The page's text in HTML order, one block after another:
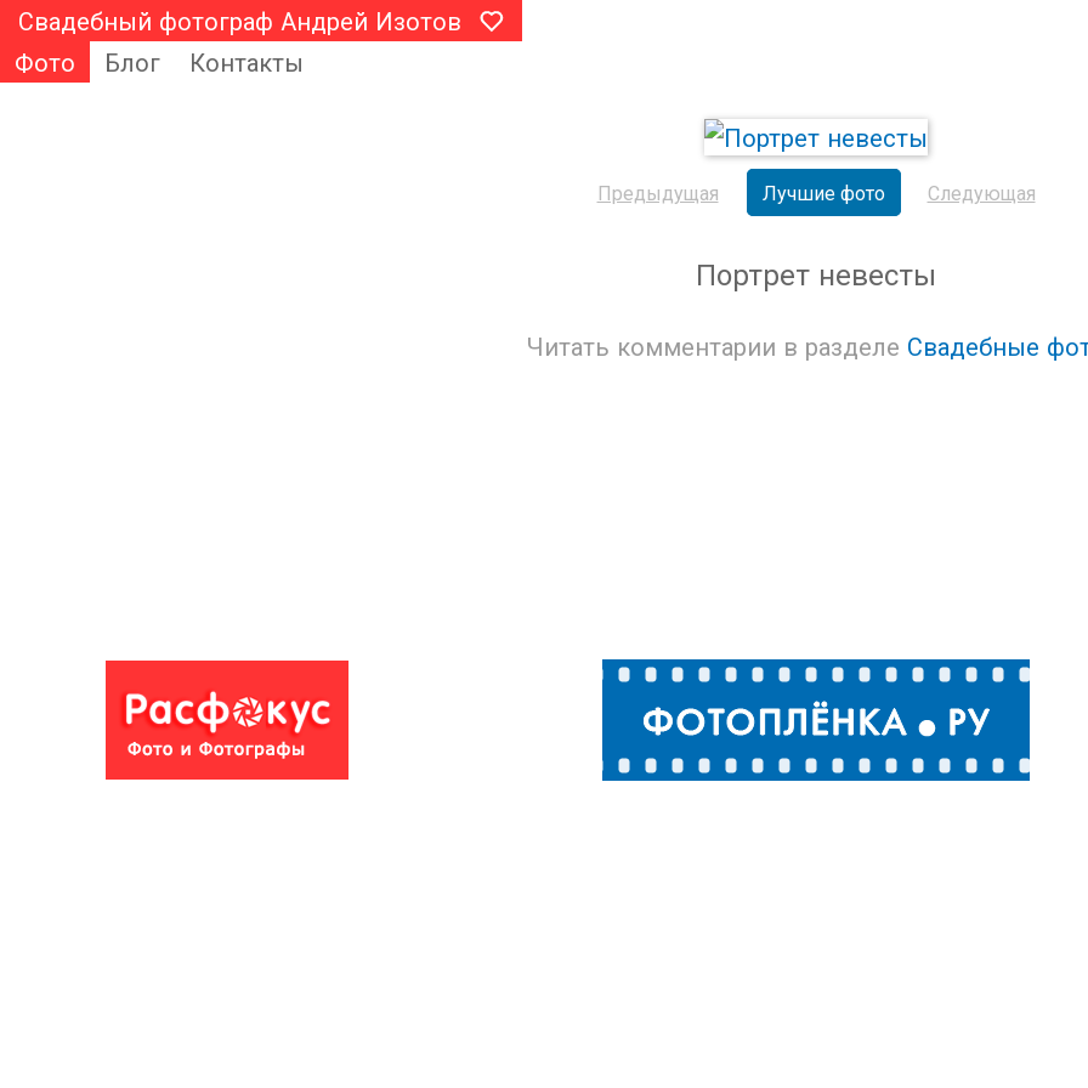
Свадебный фотограф Андрей Изотов
Фото
Блог Контакты
Предыдущая Лучшие фото Следующая
Портрет невесты
Читать комментарии в разделе Свадебные